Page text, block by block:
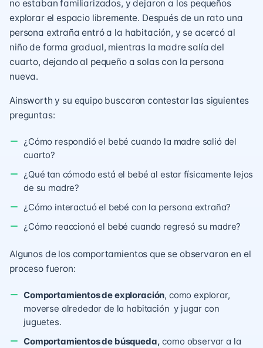
no estaban familiarizados, y dejaron a los pequeños
explorar el espacio libremente. Después de un rato una
persona extraña entró a la habitación, y se acercó al
niño de forma gradual, mientras la madre salía del
cuarto, dejando al pequeño a solas con la persona
nueva.
Ainsworth y su equipo buscaron contestar las siguientes
preguntas:
¿Cómo respondió el bebé cuando la madre salió del
cuarto?
¿Qué tan cómodo está el bebé al estar físicamente lejos
de su madre?
¿Cómo interactuó el bebé con la persona extraña?
¿Cómo reaccionó el bebé cuando regresó su madre?
Algunos de los comportamientos que se observaron en el
proceso fueron:
Comportamientos de exploración, como explorar,
moverse alrededor de la habitación y jugar con
juguetes.
Comportamientos de búsqueda, como observar a la